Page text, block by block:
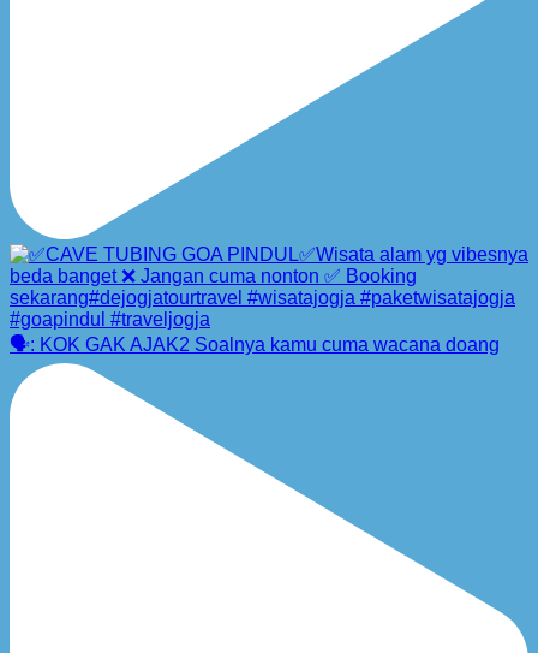
🗣️: KOK GAK AJAK2 Soalnya kamu cuma wacana doang